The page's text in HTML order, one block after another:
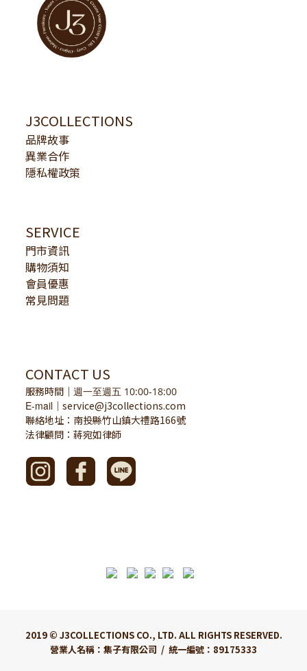
J3COLLECTIONS
品牌故事
異業合作
隱私權政策
SERVICE
門市資訊
購物須知
會員優惠
常見問題
CONTACT US
服務時間 ｜ 週一至週五 10:00-18:00
E-mail ｜ service@j3collections.com
聯絡地址：南投縣竹山鎮大禮路166號
法律顧問：蔣宛如律師
2019 © J3COLLECTIONS CO., LTD. ALL RIGHTS RESERVED.
營業人名稱：集子有限公司 / 統一編號：89175333